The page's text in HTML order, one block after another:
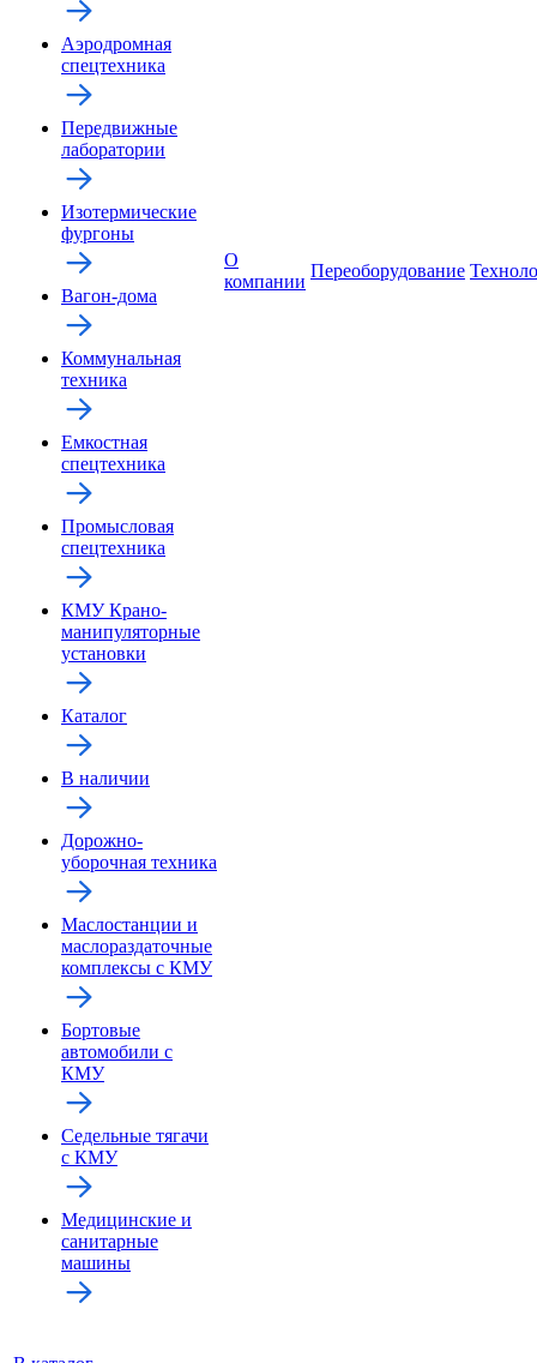
Аэродромная
спецтехника
Передвижные
лаборатории
Изотермические
фургоны
Вагон-дома
Коммунальная
техника
Емкостная
спецтехника
Промысловая
спецтехника
КМУ Крано-
манипуляторные
установки
Каталог
В наличии
Дорожно-
уборочная техника
Маслостанции и
маслораздаточные
комплексы с КМУ
Бортовые
автомобили с
КМУ
Седельные тягачи
с КМУ
Медицинские и
санитарные
машины
О
компании
Переоборудование